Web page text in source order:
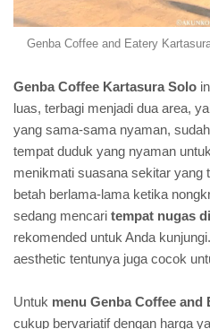
Genba Coffee and Eatery
Genba Coffee Kartasura Solo
luas, terbagi menjadi dua area,
yang sama-sama nyaman,
tempat duduk yang nyaman
menikmati suasana sekitar yang
betah berlama-lama ketika
sedang mencari tempat nugas
rekomended untuk Anda
aesthetic tentunya juga cocok
Untuk menu Genba Coffee and
cukup bervariatif dengan harga